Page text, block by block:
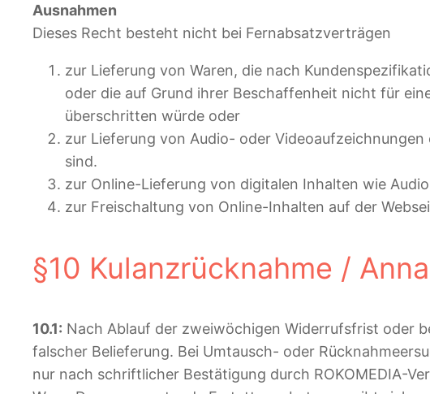
Ausnahmen
Dieses Recht besteht nicht bei Fernabsatzverträgen
zur Lieferung von Waren, die nach
oder die auf Grund ihrer Beschaffenheit nicht für
überschritten würde oder
zur Lieferung von Audio- oder
sind.
zur Online-Lieferung von digitalen Inhalten wie
zur Freischaltung von Online-Inhalten auf der
§10 Kulanzrücknahme /
10.1: Nach Ablauf der zweiwöchigen Widerrufsfrist oder
falscher Belieferung. Bei Umtausch- oder
nur nach schriftlicher Bestätigung durch ROKOMEDIA-